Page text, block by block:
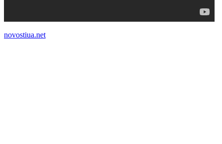
novostiua.net